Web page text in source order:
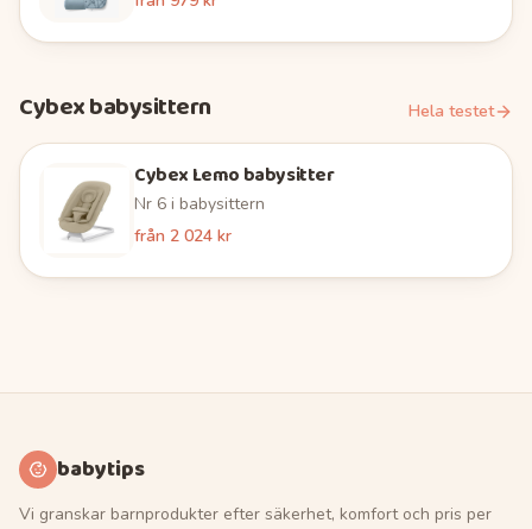
Cybexbabysittern Hela testet
Cybex Lemo babysitter
Nr 6 i babysittern
från 2 024 kr
babytips
Vi granskar barnprodukter efter säkerhet, komfort och pris per